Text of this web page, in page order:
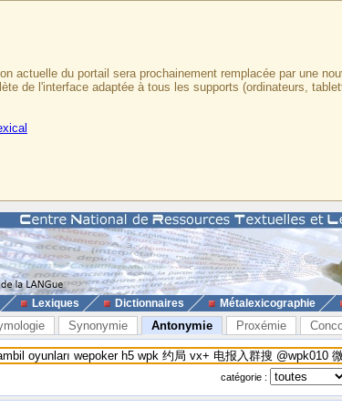
actuelle du portail sera prochainement remplacée par une
de l'interface adaptée à tous les supports (ordinateurs,
Lexiques Dictionnaires Métalexicographie
Synonymie Antonymie Proxémie
catégorie :